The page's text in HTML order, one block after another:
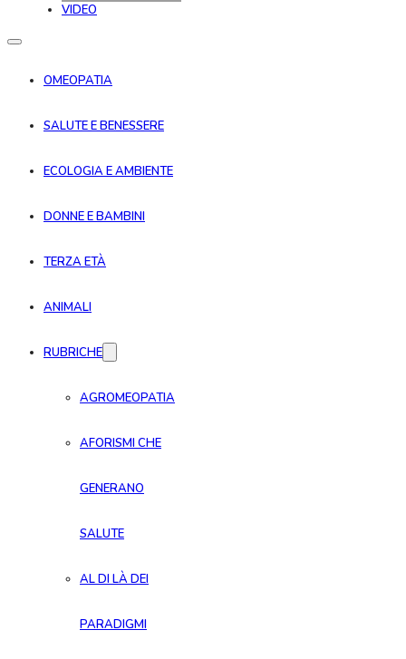
VIDEO
OMEOPATIA
SALUTE E BENESSERE
ECOLOGIA E AMBIENTE
DONNE E BAMBINI
TERZA ETÀ
ANIMALI
RUBRICHE
AGROMEOPATIA
AFORISMI CHE
GENERANO
SALUTE
AL DI LÀ DEI
PARADIGMI